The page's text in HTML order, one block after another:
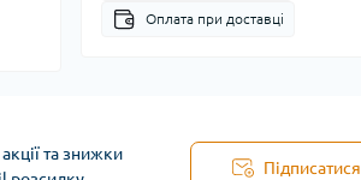
Оплата при доставці
та знижки
Підписатися